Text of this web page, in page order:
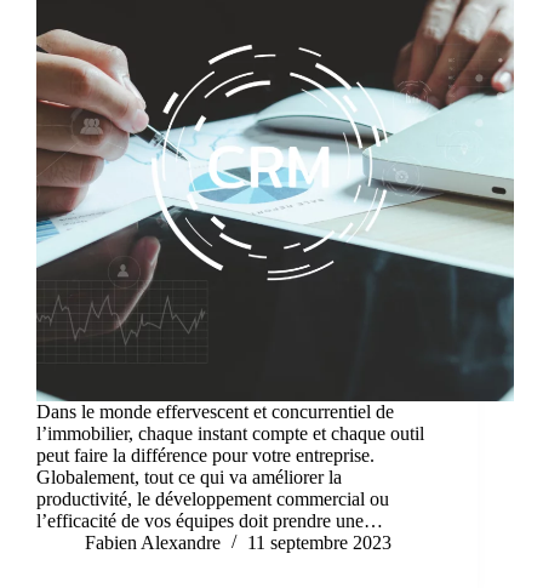
Dans le monde effervescent et concurrentiel de
l’immobilier, chaque instant compte et chaque outil
peut faire la différence pour votre entreprise.
Globalement, tout ce qui va améliorer la
productivité, le développement commercial ou
l’efficacité de vos équipes doit prendre une…
Fabien Alexandre
11 septembre 2023